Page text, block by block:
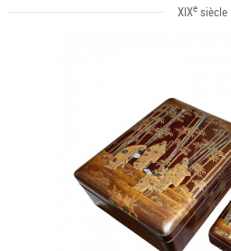
XIXe siècle